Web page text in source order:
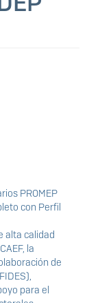
PROMEP
con Perfil
alta calidad
la
de
para el